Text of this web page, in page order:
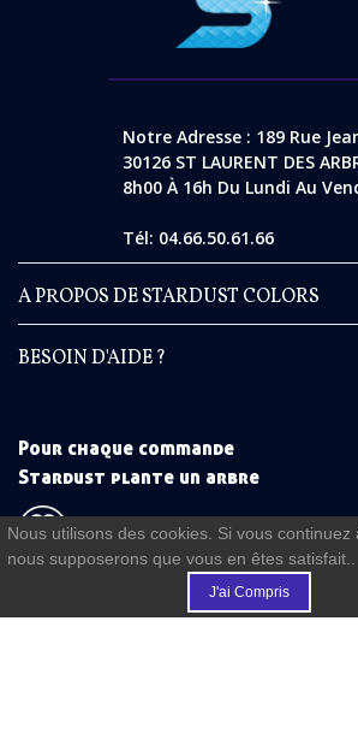
Notre Adresse : 189 Rue
30126 ST LAURENT DES
8h00 À 16h Du Lundi Au
Tél: 04.66.50.61.66
A PROPOS DE STARDUST COLORS
BESOIN D'AIDE ?
Pour chaque commande
Stardust plante un arbre
Nous utilisons des cookies. Si vous continuez
nous supposerons que vous en êtes satisfait..
J'ai Compris